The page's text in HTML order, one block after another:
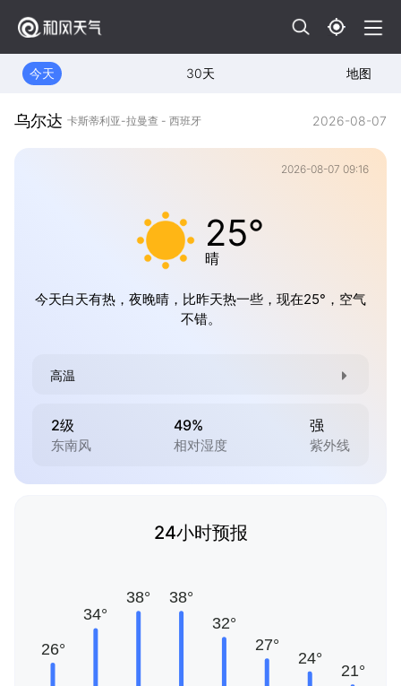
今天 30天 地图
乌尔达 卡斯蒂利亚-拉曼查 - 西班牙 2026-08-07
2026-08-07 09:16
25°
晴
今天白天有热，夜晚晴，比昨天热一些，现在25°，空气
不错。
高温
2级
东南风
49%
相对湿度
强
紫外线
24小时预报